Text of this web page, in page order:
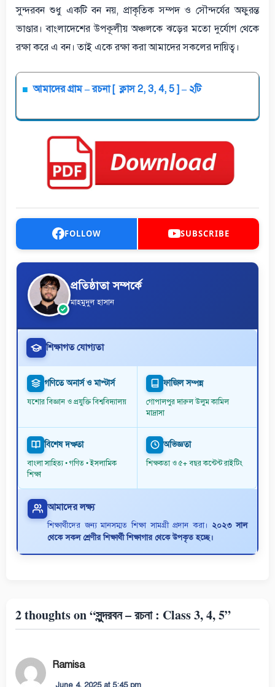
সুন্দরবন শুধু একটি বন নয়, প্রাকৃতিক সম্পদ ও সৌন্দর্যের অফুরন্ত
ভাণ্ডার। বাংলাদেশের উপকূলীয় অঞ্চলকে ঝড়ের মতো দুর্যোগ থেকে
রক্ষা করে এ বন। তাই একে রক্ষা করা আমাদের সকলের দায়িত্ব।
আমাদের গ্রাম – রচনা [ ক্লাস 2, 3, 4, 5 ] – ২টি
FOLLOW SUBSCRIBE
প্রতিষ্ঠাতা সম্পর্কে
মাহমুদুল হাসান
শিক্ষাগত যোগ্যতা
গণিতে অনার্স ও মাস্টার্স
যশোর বিজ্ঞান ও প্রযুক্তি বিশ্ববিদ্যালয়
ফাজিল সম্পন্ন
গোপালপুর দারুল উলুম কামিল
মাদ্রাসা
বিশেষ দক্ষতা
বাংলা সাহিত্য • গণিত • ইসলামিক
শিক্ষা
অভিজ্ঞতা
শিক্ষকতা ও ৫+ বছর কন্টেন্ট রাইটিং
আমাদের লক্ষ্য
শিক্ষার্থীদের জন্য মানসম্মত শিক্ষা সামগ্রী প্রদান করা। ২০২৩ সাল
থেকে সকল শ্রেণীর শিক্ষার্থী শিক্ষাগার থেকে উপকৃত হচ্ছে।
2 thoughts on “সুন্দরবন – রচনা : Class 3, 4, 5”
Ramisa
June 4, 2025 at 5:45 pm